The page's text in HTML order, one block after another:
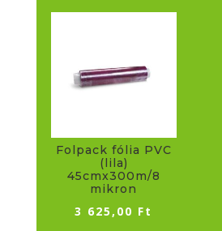
Folpack fólia PVC
(lila)
45cmx300m/8
mikron
3 625,00 Ft